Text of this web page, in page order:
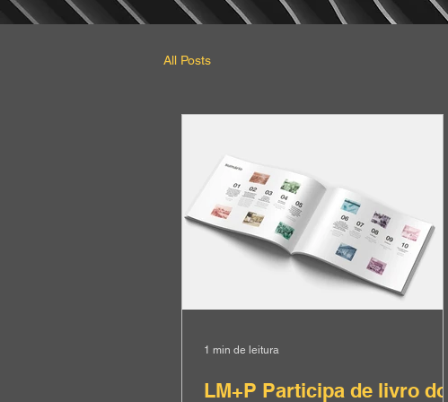
All Posts
LM+P Participa de livro dos
1 min de leitura